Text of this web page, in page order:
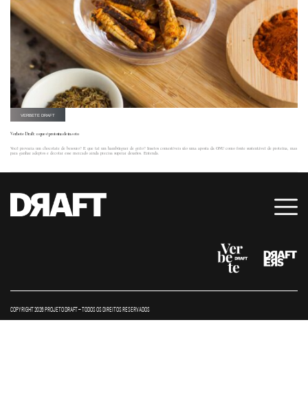
VERBETE DRAFT
Verbete Draft: o que é proteína de inseto
Você provaria um chocolate de besouro? E que tal um hambúrguer de grilo? Insetos comestíveis são uma aposta da ONU como fonte sustentável de proteína, mas
para ganhar adeptos e decolar esse mercado ainda precisa superar desafios. Entenda.
COPYRIGHT 2026 PROJETO DRAFT – TODOS OS DIREITOS RESERVADOS